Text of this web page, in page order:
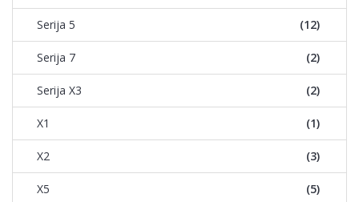
Serija 5 (12)
Serija 7 (2)
Serija X3 (2)
X1 (1)
X2 (3)
X5 (5)